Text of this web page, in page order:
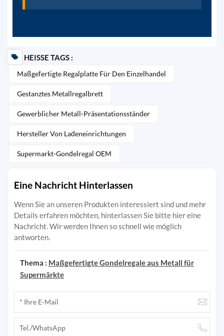
HEISSE TAGS :
Maßgefertigte Regalplatte Für Den Einzelhandel
Gestanztes Metallregalbrett
Gewerblicher Metall-Präsentationsständer
Hersteller Von Ladeneinrichtungen
Supermarkt-Gondelregal OEM
Eine Nachricht Hinterlassen
Wenn Sie an unseren Produkten interessiert sind und mehr
Details erfahren möchten, hinterlassen Sie bitte hier eine
Nachricht. Wir werden Ihnen so schnell wie möglich
antworten.
Thema : Maßgefertigte Gondelregale aus Metall für
Supermärkte